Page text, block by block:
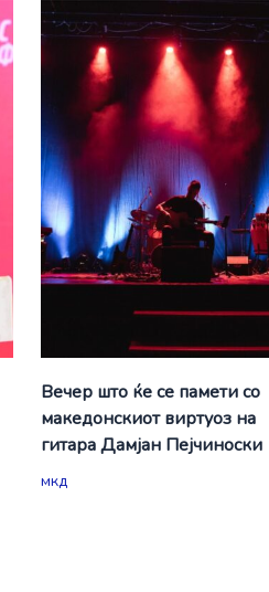
Вечер што ќе се памети со
македонскиот виртуоз на
гитара Дамјан Пејчиноски
мкд